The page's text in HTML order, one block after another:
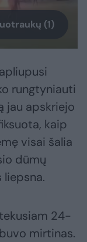
(1)
rungtyniauti
jau apskriejo
kaip
visai šalia
dūmų
24-
mirtinas.